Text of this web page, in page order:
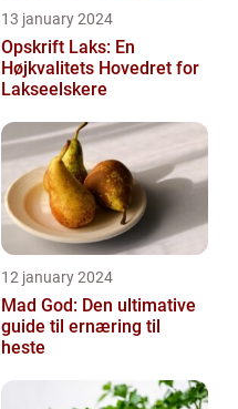
13 january 2024
Opskrift Laks: En
Højkvalitets Hovedret for
Lakseelskere
12 january 2024
Mad God: Den ultimative
guide til ernæring til
heste